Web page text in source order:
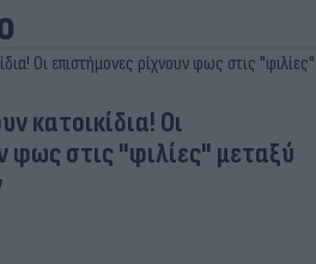
κατοικίδια! Οι
φως στις "φιλίες" μεταξύ